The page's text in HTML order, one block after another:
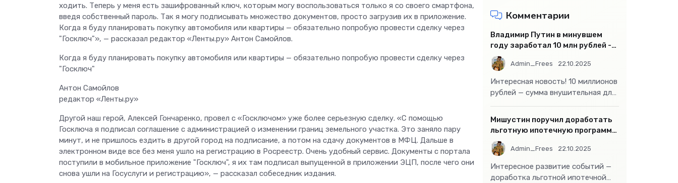
ходить. Теперь у меня есть зашифрованный ключ, которым могу воспользоваться только я со своего смартфона,
введя собственный пароль. Так я могу подписывать множество документов, просто загрузив их в приложение.
Когда я буду планировать покупку автомобиля или квартиры — обязательно попробую провести сделку через
"Госключ"», — рассказал редактор «Ленты.ру» Антон Самойлов.
Когда я буду планировать покупку автомобиля или квартиры — обязательно попробую провести сделку через
"Госключ"
Антон Самойлов
редактор «Ленты.ру»
Другой наш герой, Алексей Гончаренко, провел с «Госключом» уже более серьезную сделку. «C помощью
Госключа я подписал соглашение с администрацией о изменении границ земельного участка. Это заняло пару
минут, и не пришлось ездить в другой город на подписание, а потом на сдачу документов в МФЦ. Дальше в
электронном виде все без меня ушло на регистрацию в Росреестр. Очень удобный сервис. Документы с портала
поступили в мобильное приложение "Госключ", я их там подписал выпущенной в приложении ЭЦП, после чего они
снова ушли на Госуслуги и регистрацию», — рассказал собеседник издания.
Комментарии
Владимир Путин в минувшем
году заработал 10 млн рублей -
«Бизнес»
Admin_Frees 22.10.2025
Интересная новость! 10 миллионов
рублей — сумма внушительная для
не
Мишустин поручил доработать
льготную ипотечную программу
- «Бизнес»
Admin_Frees 22.10.2025
Интересное развитие событий —
доработка льготной ипотечной